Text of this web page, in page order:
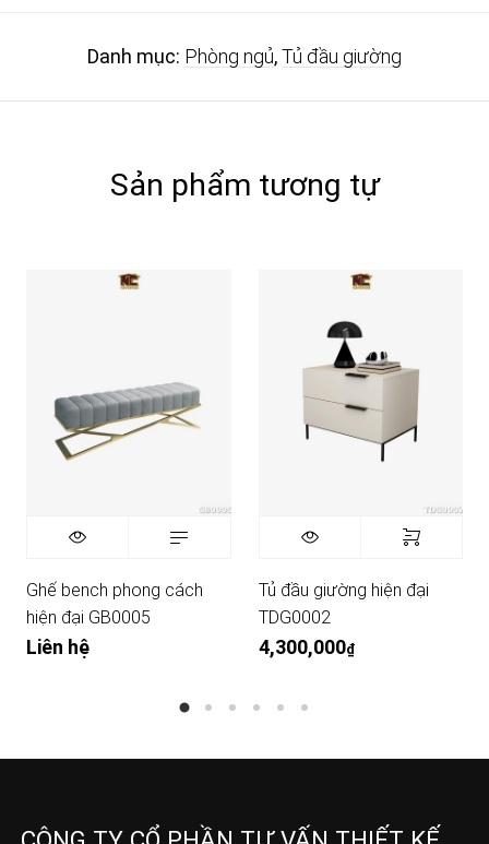
Danh mục: Phòng ngủ,Tủ đầu giường
Sản phẩm tương tự
Ghế bench phong cách
hiện đại GB0005
Liên hệ
Tủ đầu giường hiện đại
TDG0002
4,300,000₫